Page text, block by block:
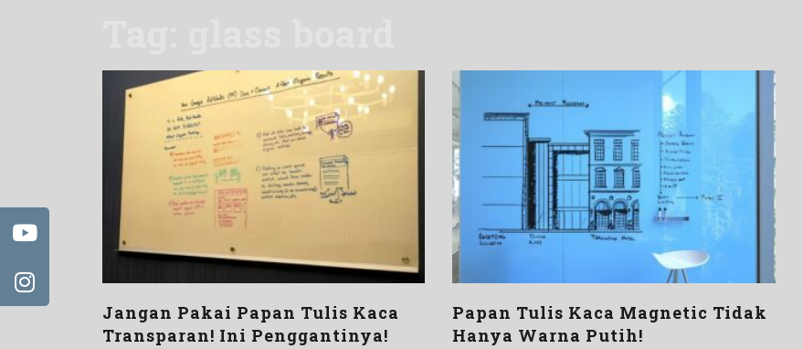
Jangan Pakai Papan Tulis Kaca
Transparan! Ini Penggantinya!
Papan Tulis Kaca Magnetic Tidak
Hanya Warna Putih!